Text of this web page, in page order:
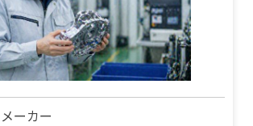
メーカー